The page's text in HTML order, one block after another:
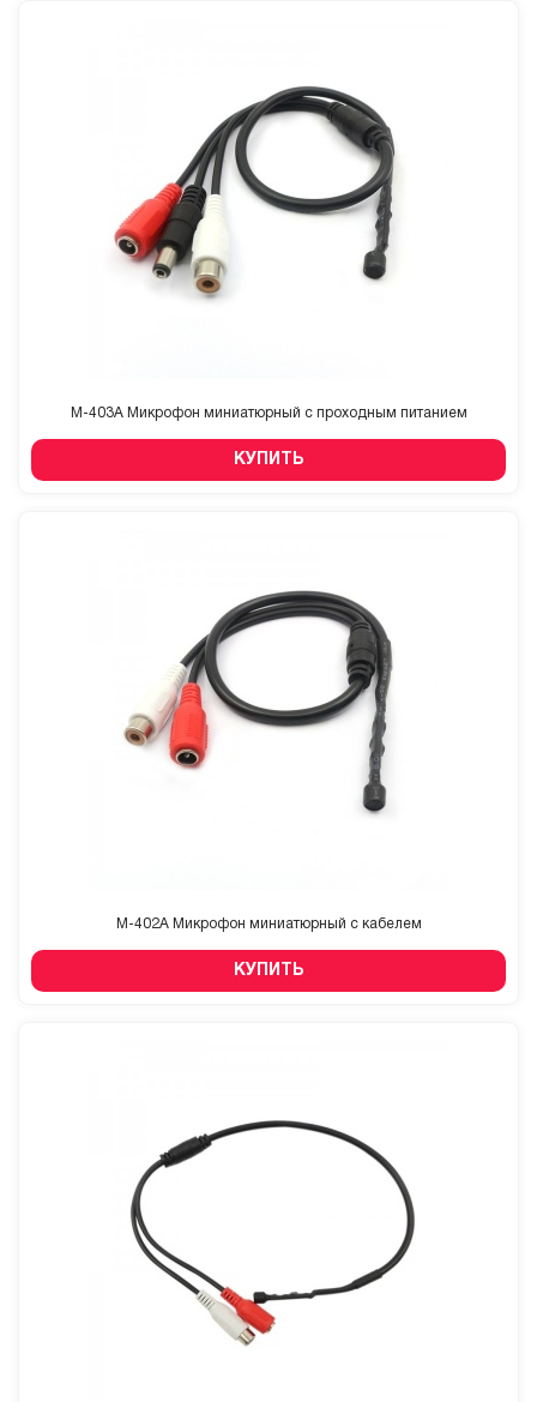
M-403A Микрофон миниатюрный с проходным питанием
КУПИТЬ
M-402A Микрофон миниатюрный с кабелем
КУПИТЬ